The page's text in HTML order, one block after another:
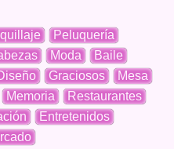
Peluquería
Moda
Baile
Graciosos
Mesa
Memoria
Restaurantes
Entretenidos